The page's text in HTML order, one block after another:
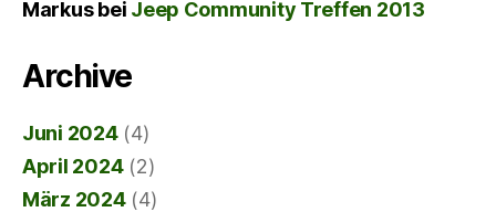
Markusbei Jeep Community Treffen 2013
Archive
Juni 2024(4)
April 2024(2)
März 2024(4)